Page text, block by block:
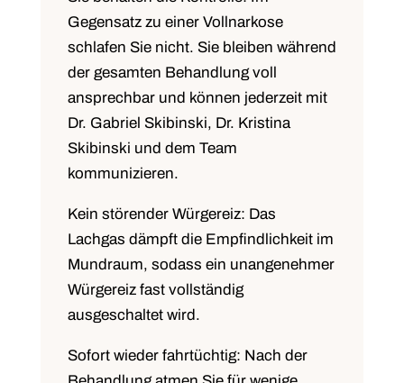
Gegensatz zu einer Vollnarkose
schlafen Sie nicht. Sie bleiben während
der gesamten Behandlung voll
ansprechbar und können jederzeit mit
Dr. Gabriel Skibinski, Dr. Kristina
Skibinski und dem Team
kommunizieren.
Kein störender Würgereiz: Das
Lachgas dämpft die Empfindlichkeit im
Mundraum, sodass ein unangenehmer
Würgereiz fast vollständig
ausgeschaltet wird.
Sofort wieder fahrtüchtig: Nach der